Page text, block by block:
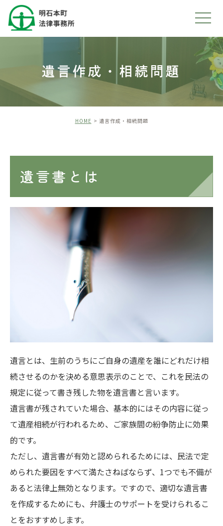
遺言作成・相続問題
HOME 遺言作成・相続問題
遺言書とは
遺言とは、生前のうちにご自身の遺産を誰にどれだけ相
続させるのかを決める意思表示のことで、これを民法の
規定に従って書き残した物を遺言書と言います。
遺言書が残されていた場合、基本的にはその内容に従っ
て遺産相続が行われるため、ご家族間の紛争防止に効果
的です。
ただし、遺言書が有効と認められるためには、民法で定
められた要因をすべて満たさねばならず、1つでも不備が
あると法律上無効となります。ですので、適切な遺言書
を作成するためにも、弁護士のサポートを受けられるこ
とをおすすめします。